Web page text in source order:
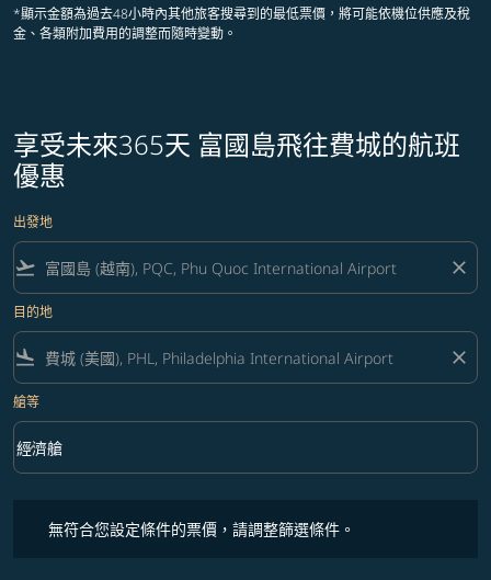
*顯示金額為過去48小時內其他旅客搜尋到的最低票價，將可能依機位供應及稅
金、各類附加費用的調整而隨時變動。
享受未來365天 富國島飛往費城的航班
優惠
出發地
flight_takeoff close
目的地
flight_land close
艙等
艙等 option 經濟艙 Selected
經濟艙
keyboard_arrow_down
無符合您設定條件的票價，請調整篩選條件。